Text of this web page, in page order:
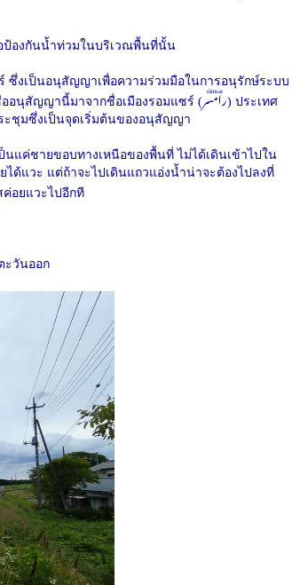
ป้องกันน้ำท่วมในบริเวณพื้นที่นั้น
งเป็นอนุสัญญาเพื่อความร่วมมือในการอนุรักษ์ระบบ
อนุสัญญานี้มาจากชื่อเมืองรอมแซร์ (رامسر
rāmsar
) ประเทศ
ะชุมซึ่งเป็นจุดเริ่มต้นของอนุสัญญา
แค่ชายขอบทางเหนือของพื้นที่ ไม่ได้เดินเข้าไปใน
ด้แวะ แต่ถ้าจะไปเดินแถวแอ่งน้ำน่าจะต้องไปลงที่
อยแวะไปอีกที
ะวันออก